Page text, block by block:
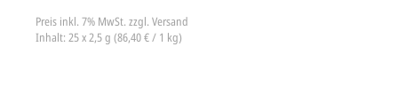
Preis inkl. 7% MwSt. zzgl. Versand
Inhalt: 25 x 2,5 g (86,40 € / 1 kg)